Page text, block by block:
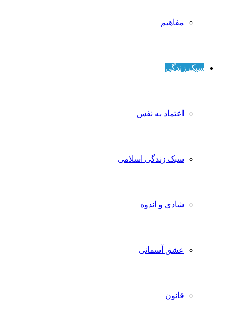
مفاهیم
زندگی
اعتماد به نفس
سبک زندگی اسلامی
شادی و اندوه
عشق آسمانی